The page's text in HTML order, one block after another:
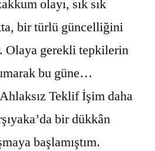
olayı, sık sık
bir türlü güncelliğini
Olaya gerekli tepkilerin
bu güne…
Teklif İşim daha
bir dükkân
başlamıştım.